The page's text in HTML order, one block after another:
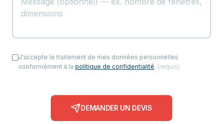
J'accepte le traitement de mes données personnelles
conformément à la politique de confidentialité. (requis)
DEMANDER UN DEVIS